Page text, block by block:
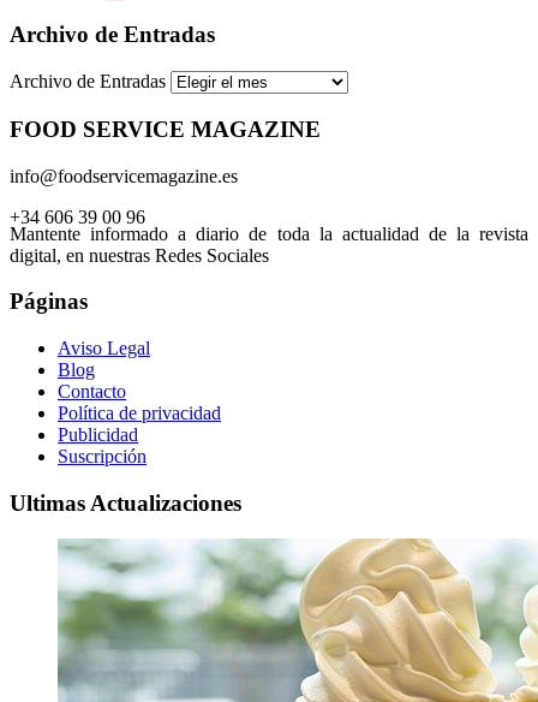
Archivo de Entradas
Archivo de Entradas
FOOD SERVICE MAGAZINE
info@foodservicemagazine.es
+34 606 39 00 96
Mantente informado a diario de toda la actualidad de la revista
digital, en nuestras Redes Sociales
Páginas
Aviso Legal
Blog
Contacto
Política de privacidad
Publicidad
Suscripción
Ultimas Actualizaciones